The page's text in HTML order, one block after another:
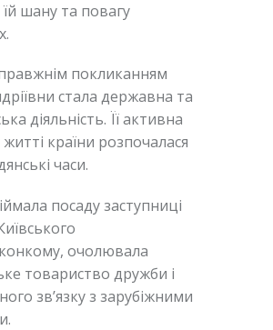
шану та повагу
покликанням
стала державна та
діяльність. Її активна
житті країни розпочалася
часи.
посаду заступниці
очолювала
товариство дружби і
зв’язку з зарубіжними